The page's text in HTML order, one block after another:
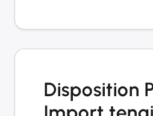
Disposition